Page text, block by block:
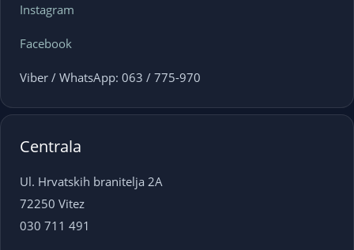
Instagram
Facebook
Viber / WhatsApp: 063 / 775-970
Centrala
Ul. Hrvatskih branitelja 2A
72250 Vitez
030 711 491